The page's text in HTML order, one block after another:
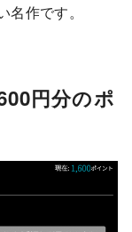
作です。
円分のポ